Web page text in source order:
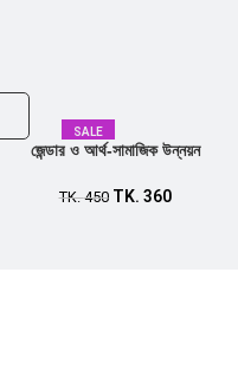
SALE
জেন্ডার ও আর্থ-সামাজিক উন্নয়ন
TK.450 TK. 360